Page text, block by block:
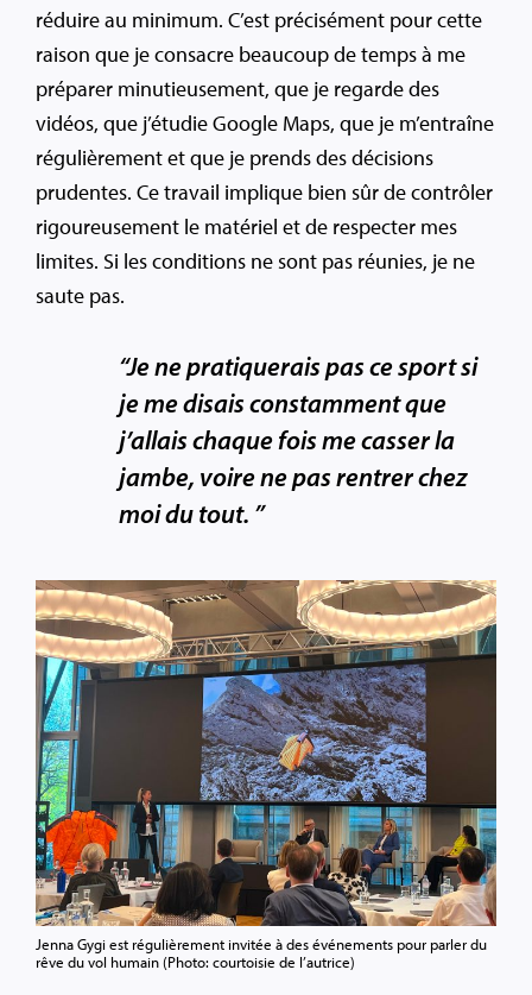
réduire au minimum. C’est précisément pour cette
raison que je consacre beaucoup de temps à me
préparer minutieusement, que je regarde des
vidéos, que j’étudie Google Maps, que je m’entraîne
régulièrement et que je prends des décisions
prudentes. Ce travail implique bien sûr de contrôler
rigoureusement le matériel et de respecter mes
limites. Si les conditions ne sont pas réunies, je ne
saute pas.
“Je ne pratiquerais pas ce sport si
je me disais constamment que
j’allais chaque fois me casser la
jambe, voire ne pas rentrer chez
moi du tout. ”
Jenna Gygi est régulièrement invitée à des événements pour parler du
rêve du vol humain (Photo: courtoisie de l’autrice)